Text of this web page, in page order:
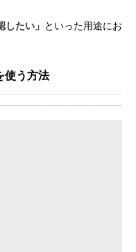
たい」 といった用途にお
使う方法